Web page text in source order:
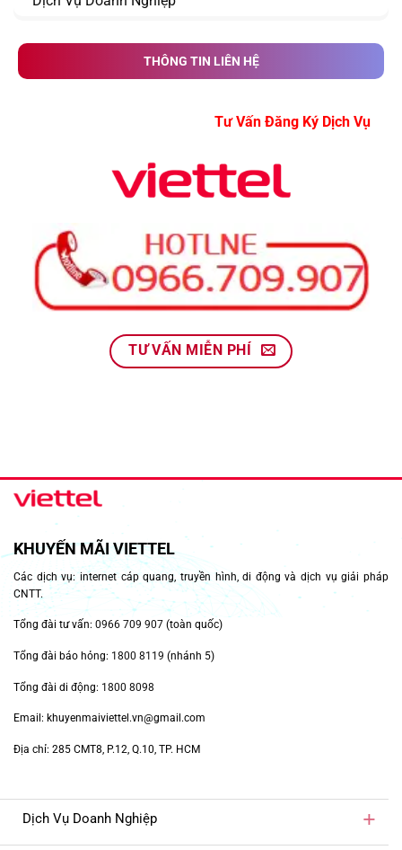
THÔNG TIN LIÊN HỆ
Tư Vấn Đăng Ký Dịch
TƯ VẤN MIỄN PHÍ
KHUYẾN MÃI VIETTEL
Các dịch vụ: internet cáp quang, truyền hình, di động và dịch vụ giải pháp
CNTT.
Tổng đài tư vấn: 0966 709 907 (toàn quốc)
Tổng đài báo hỏng: 1800 8119 (nhánh 5)
Tổng đài di động: 1800 8098
Email: khuyenmaiviettel.vn@gmail.com
Địa chỉ: 285 CMT8, P.12, Q.10, TP. HCM
Dịch Vụ Doanh Nghiệp